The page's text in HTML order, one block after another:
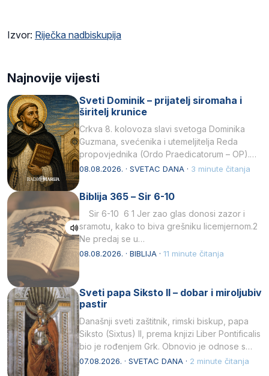
Izvor: Riječka nadbiskupija
Najnovije vijesti
Sveti Dominik – prijatelj siromaha i
širitelj krunice
Crkva 8. kolovoza slavi svetoga Dominika
Guzmana, svećenika i utemeljitelja Reda
propovjednika (Ordo Praedicatorum – OP).
Svojim životom, dubokom ljubavlju prema
08.08.2026. · SVETAC DANA · 3 minute čitanja
Biblija 365 – Sir 6-10
Sir 6-10 6 1 Jer zao glas donosi zazor i
sramotu, kako to biva grešniku licemjernom.2
Ne predaj se u…
08.08.2026. · BIBLIJA · 11 minute čitanja
Sveti papa Siksto II – dobar i miroljubiv
pastir
Današnji sveti zaštitnik, rimski biskup, papa
Siksto (Sixtus) II, prema knjizi Liber Pontificalis
bio je rođenjem Grk. Obnovio je odnose s
afričkim…
07.08.2026. · SVETAC DANA · 2 minute čitanja